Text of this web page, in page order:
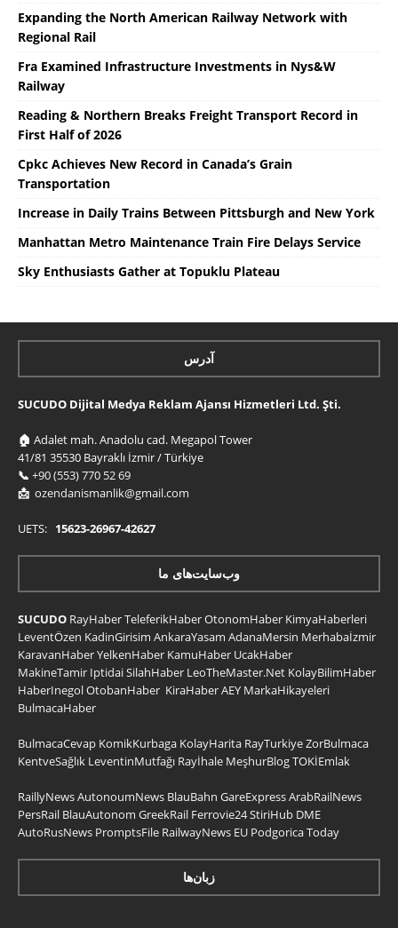
Expanding the North American Railway Network with
Regional Rail
Fra Examined Infrastructure Investments in Nys&W
Railway
Reading & Northern Breaks Freight Transport Record in
First Half of 2026
Cpkc Achieves New Record in Canada’s Grain
Transportation
Increase in Daily Trains Between Pittsburgh and New York
Manhattan Metro Maintenance Train Fire Delays Service
Sky Enthusiasts Gather at Topuklu Plateau
آدرس
SUCUDO Dijital Medya Reklam Ajansı Hizmetleri Ltd. Şti.
🏠 Adalet mah. Anadolu cad. Megapol Tower
41/81 35530 Bayraklı İzmir / Türkiye
📞 +90 (553) 770 52 69
📩 ozendanismanlik@gmail.com
UETS: 15623-26967-42627
وب‌سایت‌های ما
SUCUDO RayHaberTeleferikHaberOtonomHaber KimyaHaberleri
LeventÖzen KadinGirisim AnkaraYasam AdanaMersin Merhabaİzmir
KaravanHaberYelkenHaber KamuHaber UcakHaber
MakineTamir IptidaiSilahHaber LeoTheMaster.Net KolayBilimHaber
HaberInegolOtobanHaber KiraHaberAEY MarkaHikayeleri
BulmacaHaber
BulmacaCevap KomikKurbaga KolayHarita RayTurkiyeZorBulmaca
KentveSağlık LeventinMutfağı Rayİhale MeşhurBlogTOKİEmlak
RaillyNewsAutonoumNews BlauBahn GareExpressArabRailNews
PersRail BlauAutonom GreekRail Ferrovie24StiriHub DME
AutoRusNews PromptsFile RailwayNews EU Podgorica Today
زبان‌ها